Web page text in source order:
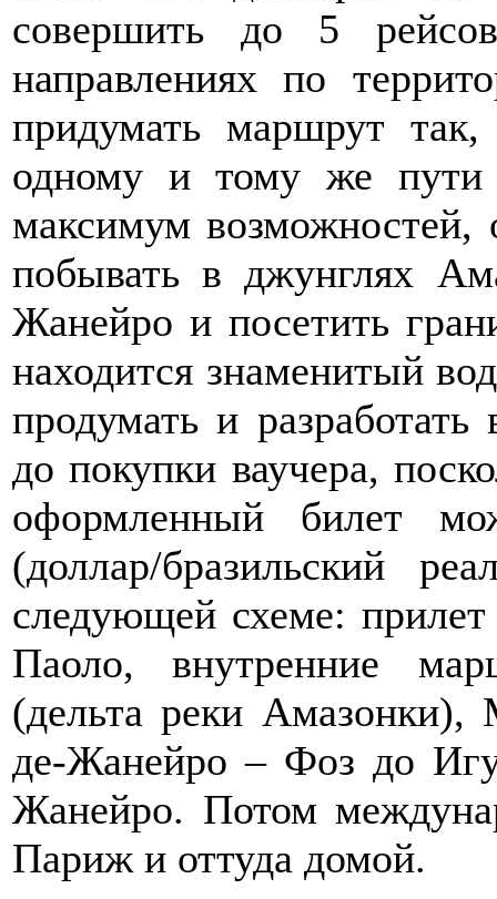
совершить до 5
направлениях по
придумать маршрут
одному и тому же пути
максимум возможностей,
побывать в джунглях
Жанейро и посетить
находится знаменитый
продумать и
до покупки ваучера,
оформленный билет
(доллар/бразильский
следующей схеме:
Паоло, внутренние
(дельта реки
де-Жанейро – Фоз до
Жанейро. Потом
Париж и оттуда домой.